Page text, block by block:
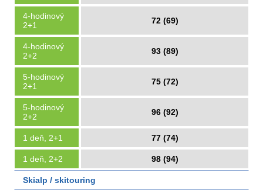
4-hodinový
2+1
72 (69)
4-hodinový
2+2
93 (89)
5-hodinový
2+1
75 (72)
5-hodinový
2+2
96 (92)
1 deň, 2+1 77 (74)
1 deň, 2+2 98 (94)
Skialp / skitouring